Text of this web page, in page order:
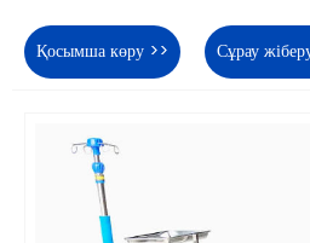
Қосымша көру >> Сұрау